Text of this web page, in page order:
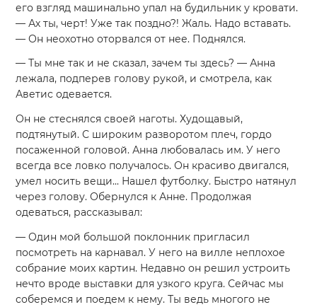
его взгляд машинально упал на будильник у кровати.
— Ах ты, черт! Уже так поздно?! Жаль. Надо вставать.
— Он неохотно оторвался от нее. Поднялся.
— Ты мне так и не сказал, зачем ты здесь? — Анна
лежала, подперев голову рукой, и смотрела, как
Аветис одевается.
Он не стеснялся своей наготы. Худощавый,
подтянутый. С широким разворотом плеч, гордо
посаженной головой. Анна любовалась им. У него
всегда все ловко получалось. Он красиво двигался,
умел носить вещи... Нашел футболку. Быстро натянул
через голову. Обернулся к Анне. Продолжая
одеваться, рассказывал:
— Один мой большой поклонник пригласил
посмотреть на карнавал. У него на вилле неплохое
собрание моих картин. Недавно он решил устроить
нечто вроде выставки для узкого круга. Сейчас мы
соберемся и поедем к нему. Ты ведь многого не